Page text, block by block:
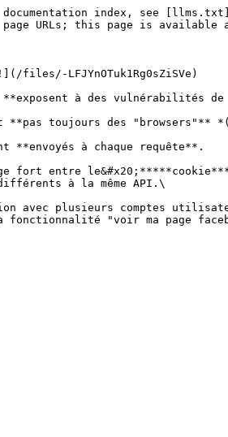
documentation index, see
page URLs; this page is
files/-LFJYnOTuk1Rg0sZiSVe)
**exposent à des vulnérabilités
**pas toujours des "browsers"**
**envoyés à chaque requête**.
fort entre
à la même API.\
avec plusieurs comptes